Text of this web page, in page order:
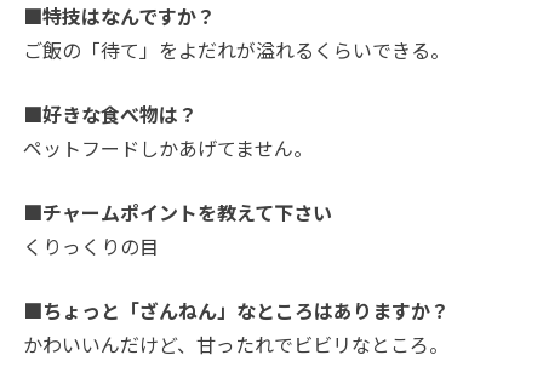
■特技はなんですか？
ご飯の「待て」をよだれが溢れるくらいできる。
■好きな食べ物は？
ペットフードしかあげてません。
■チャームポイントを教えて下さい
くりっくりの目
■ちょっと「ざんねん」なところはありますか？
かわいいんだけど、甘ったれでビビリなところ。